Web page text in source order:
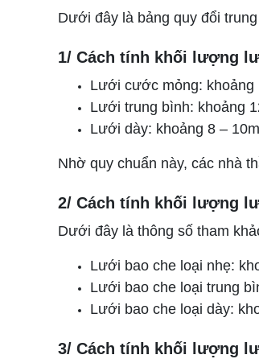
Dưới đây là bảng quy đổi
1/ Cách tính khối lượng
Lưới cước mỏng: khoảng
Lưới trung bình: khoảng
Lưới dày: khoảng 8 –
Nhờ quy chuẩn này, các nhà
2/ Cách tính khối lượng
Dưới đây là thông số tham
Lưới bao che loại nhẹ:
Lưới bao che loại trung
Lưới bao che loại dày:
3/ Cách tính khối lượng